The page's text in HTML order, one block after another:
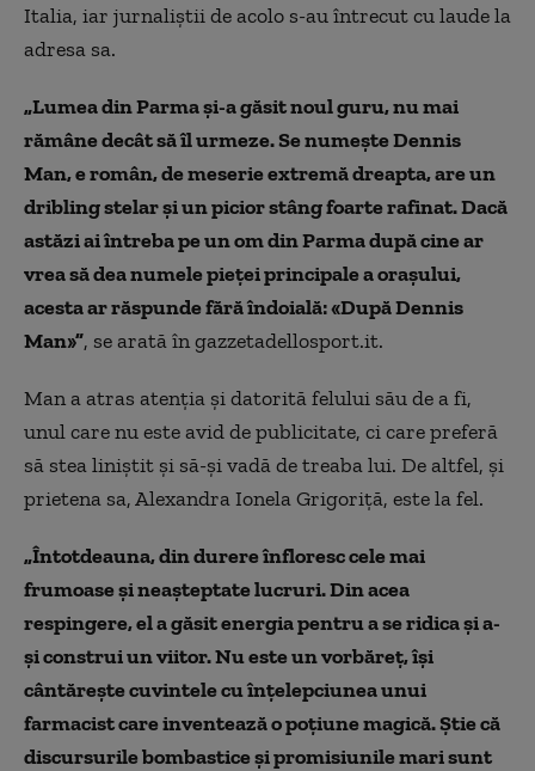
Italia, iar jurnaliștii de acolo s-au întrecut cu laude la
adresa sa.
„Lumea din Parma și-a găsit noul guru, nu mai
rămâne decât să îl urmeze. Se numește Dennis
Man, e român, de meserie extremă dreapta, are un
dribling stelar și un picior stâng foarte rafinat. Dacă
astăzi ai întreba pe un om din Parma după cine ar
vrea să dea numele pieței principale a orașului,
acesta ar răspunde fără îndoială: «După Dennis
Man»”, se arată în gazzetadellosport.it.
Man a atras atenția și datorită felului său de a fi,
unul care nu este avid de publicitate, ci care preferă
să stea liniștit și să-și vadă de treaba lui. De altfel, și
prietena sa, Alexandra Ionela Grigoriță, este la fel.
„Întotdeauna, din durere înfloresc cele mai
frumoase și neașteptate lucruri. Din acea
respingere, el a găsit energia pentru a se ridica și a-
și construi un viitor. Nu este un vorbăreț, își
cântărește cuvintele cu înțelepciunea unui
farmacist care inventează o poțiune magică. Știe că
discursurile bombastice și promisiunile mari sunt